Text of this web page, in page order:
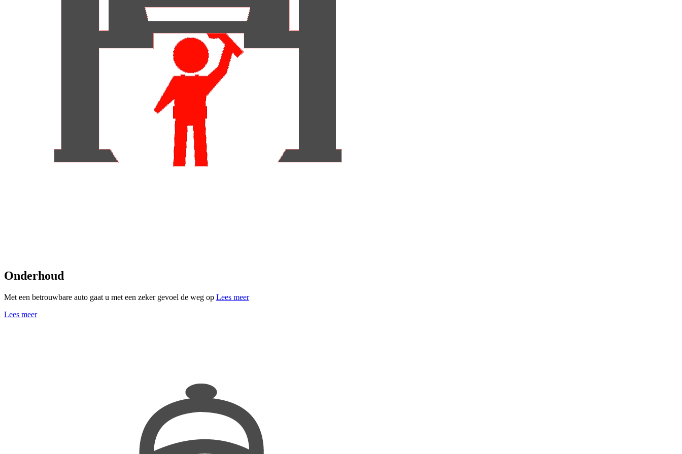
Onderhoud
Met een betrouwbare auto gaat u met een zeker gevoel de weg op Lees meer
Lees meer